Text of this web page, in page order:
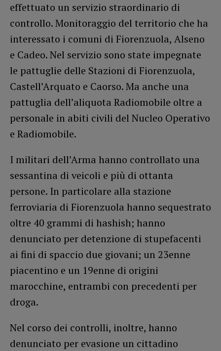
effettuato un servizio straordinario di
controllo. Monitoraggio del territorio che ha
interessato i comuni di Fiorenzuola, Alseno
e Cadeo. Nel servizio sono state impegnate
le pattuglie delle Stazioni di Fiorenzuola,
Castell’Arquato e Caorso. Ma anche una
pattuglia dell’aliquota Radiomobile oltre a
personale in abiti civili del Nucleo Operativo
e Radiomobile.
I militari dell’Arma hanno controllato una
sessantina di veicoli e più di ottanta
persone. In particolare alla stazione
ferroviaria di Fiorenzuola hanno sequestrato
oltre 40 grammi di hashish; hanno
denunciato per detenzione di stupefacenti
ai fini di spaccio due giovani; un 23enne
piacentino e un 19enne di origini
marocchine, entrambi con precedenti per
droga.
Nel corso dei controlli, inoltre, hanno
denunciato per evasione un cittadino